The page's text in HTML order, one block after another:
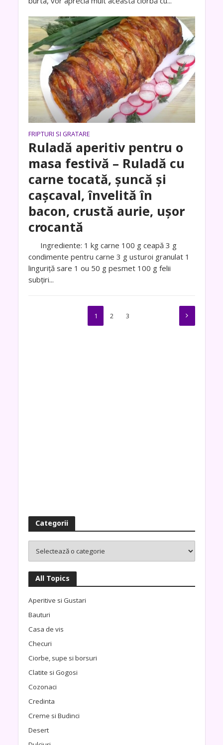
FRIPTURI SI GRATARE
Ruladă aperitiv pentru o
masa festivă – Ruladă cu
carne tocată, șuncă și
cașcaval, învelită în
bacon, crustă aurie, ușor
crocantă
Ingrediente: 1 kg carne 100 g ceapă 3 g
condimente pentru carne 3 g usturoi granulat 1
linguriță sare 1 ou 50 g pesmet 100 g felii
subțiri...
1 2 3
Categorii
All Topics
Aperitive si Gustari
Bauturi
Casa de vis
Checuri
Ciorbe, supe si borsuri
Clatite si Gogosi
Cozonaci
Credinta
Creme si Budinci
Desert